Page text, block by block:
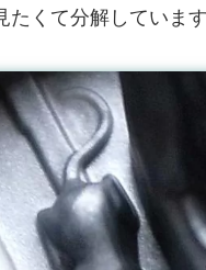
たくて分解していま